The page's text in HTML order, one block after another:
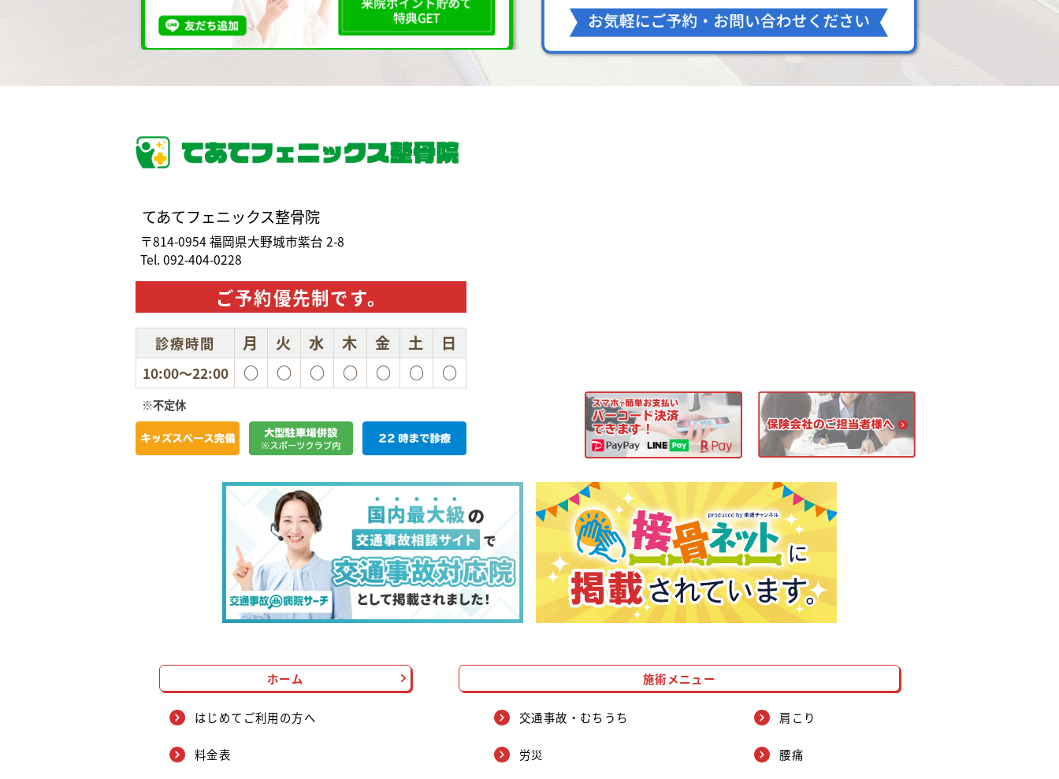
てあてフェニックス整骨院
〒814-0954 福岡県大野城市紫台 2-8
Tel. 092-404-0228
ご予約優先制です。
診療時間 月 火 水 木 金 土 日
10:00～22:00 ○ ○ ○ ○ ○ ○ ○
※不定休
ホーム
はじめてご利用の方へ
料金表
施術メニュー
交通事故・むちうち
労災
肩こり
腰痛